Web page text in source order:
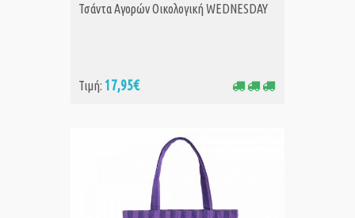
ΑΓΟΡΑ
Τσάντα Αγορών Οικολογική WEDNESDAY
Τιμή: 17,95€